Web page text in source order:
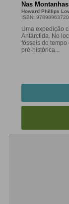
Nas
Howard Phillips
ISBN:
Uma expedição
Antárctida. No
fósseis do
pré-histórica...